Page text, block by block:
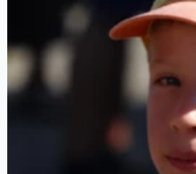
éjszakára + IFA
Jelentkezés:
A szervezők
vágynak a
Istennel való